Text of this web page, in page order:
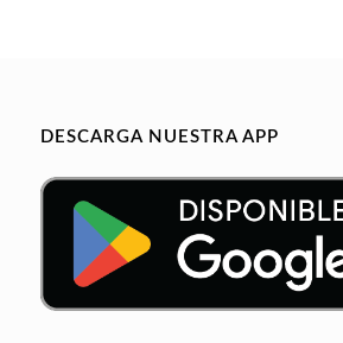
DESCARGA NUESTRA APP